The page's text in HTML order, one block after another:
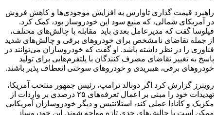
راهبرد قیمت گذاری تاوارس به افزایش موجودی‌ها و کاهش فروش
در آمریکای شمالی، که منبع سود این خودروساز بود، کمک کرد.
فیلوسا گفت که مدیرعامل بعدی باید مقابله با چالش‌های مختلف،
از جمله تقاضای نامشخص برای خودروهای برقی و چالش‌های شدید
فناوری را در نظر داشته باشد. او گفت که خودروسازان می‌توانند در
پاسخ به تغییر تقاضای مصرف کنندگان با پلتفرم‌هایی برای تولید
خودروهای برقی، هیبریدی و خودروهای سوختی انعطاف پذیر باشند.
رویترز گزارش کرد اگر دونالد ترامپ، رئیس جمهور منتخب آمریکا،
تهدیدات خود را مبنی بر اعمال تعرفه‌های ۲۵ درصدی بر واردات از
مکزیک و کانادا عملی کند، استلانتیس و دیگر خودروسازان آمریکایی
ممکن است با چالش‌های جدی تازه مواجه شوند. این خودروساز